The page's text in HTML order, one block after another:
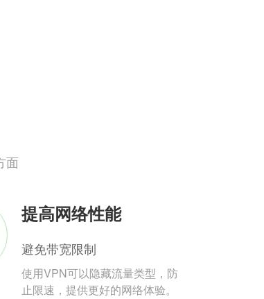
面
提高网络性能
避免带宽限制
使用VPN可以隐藏流量类型，防
止限速，提供更好的网络体验。